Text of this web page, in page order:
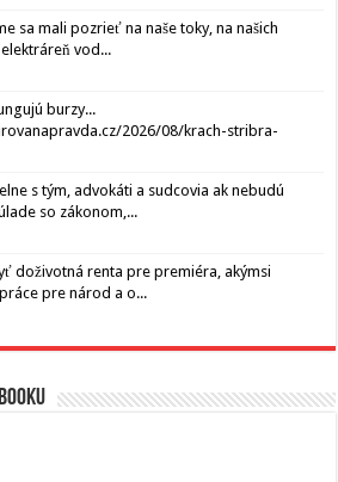
sa mali pozrieť na naše toky, na našich
vod...
burzy...
2026/08/krach-stribra-
s tým, advokáti a sudcovia ak nebudú
so zákonom,...
doživotná renta pre premiéra, akýmsi
pre národ a o...